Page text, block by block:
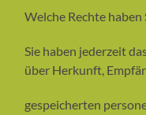
Welche Rechte
Sie haben jederzeit
über Herkunft,
gespeicherten